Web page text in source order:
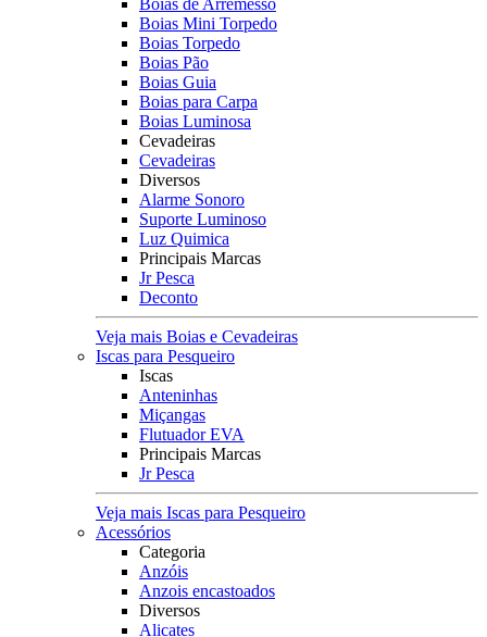
Boias de Arremesso
Boias Mini Torpedo
Boias Torpedo
Boias Pão
Boias Guia
Boias para Carpa
Boias Luminosa
Cevadeiras
Cevadeiras
Diversos
Alarme Sonoro
Suporte Luminoso
Luz Quimica
Principais Marcas
Jr Pesca
Deconto
Veja mais Boias e Cevadeiras
Iscas para Pesqueiro
Iscas
Anteninhas
Miçangas
Flutuador EVA
Principais Marcas
Jr Pesca
Veja mais Iscas para Pesqueiro
Acessórios
Categoria
Anzóis
Anzois encastoados
Diversos
Alicates